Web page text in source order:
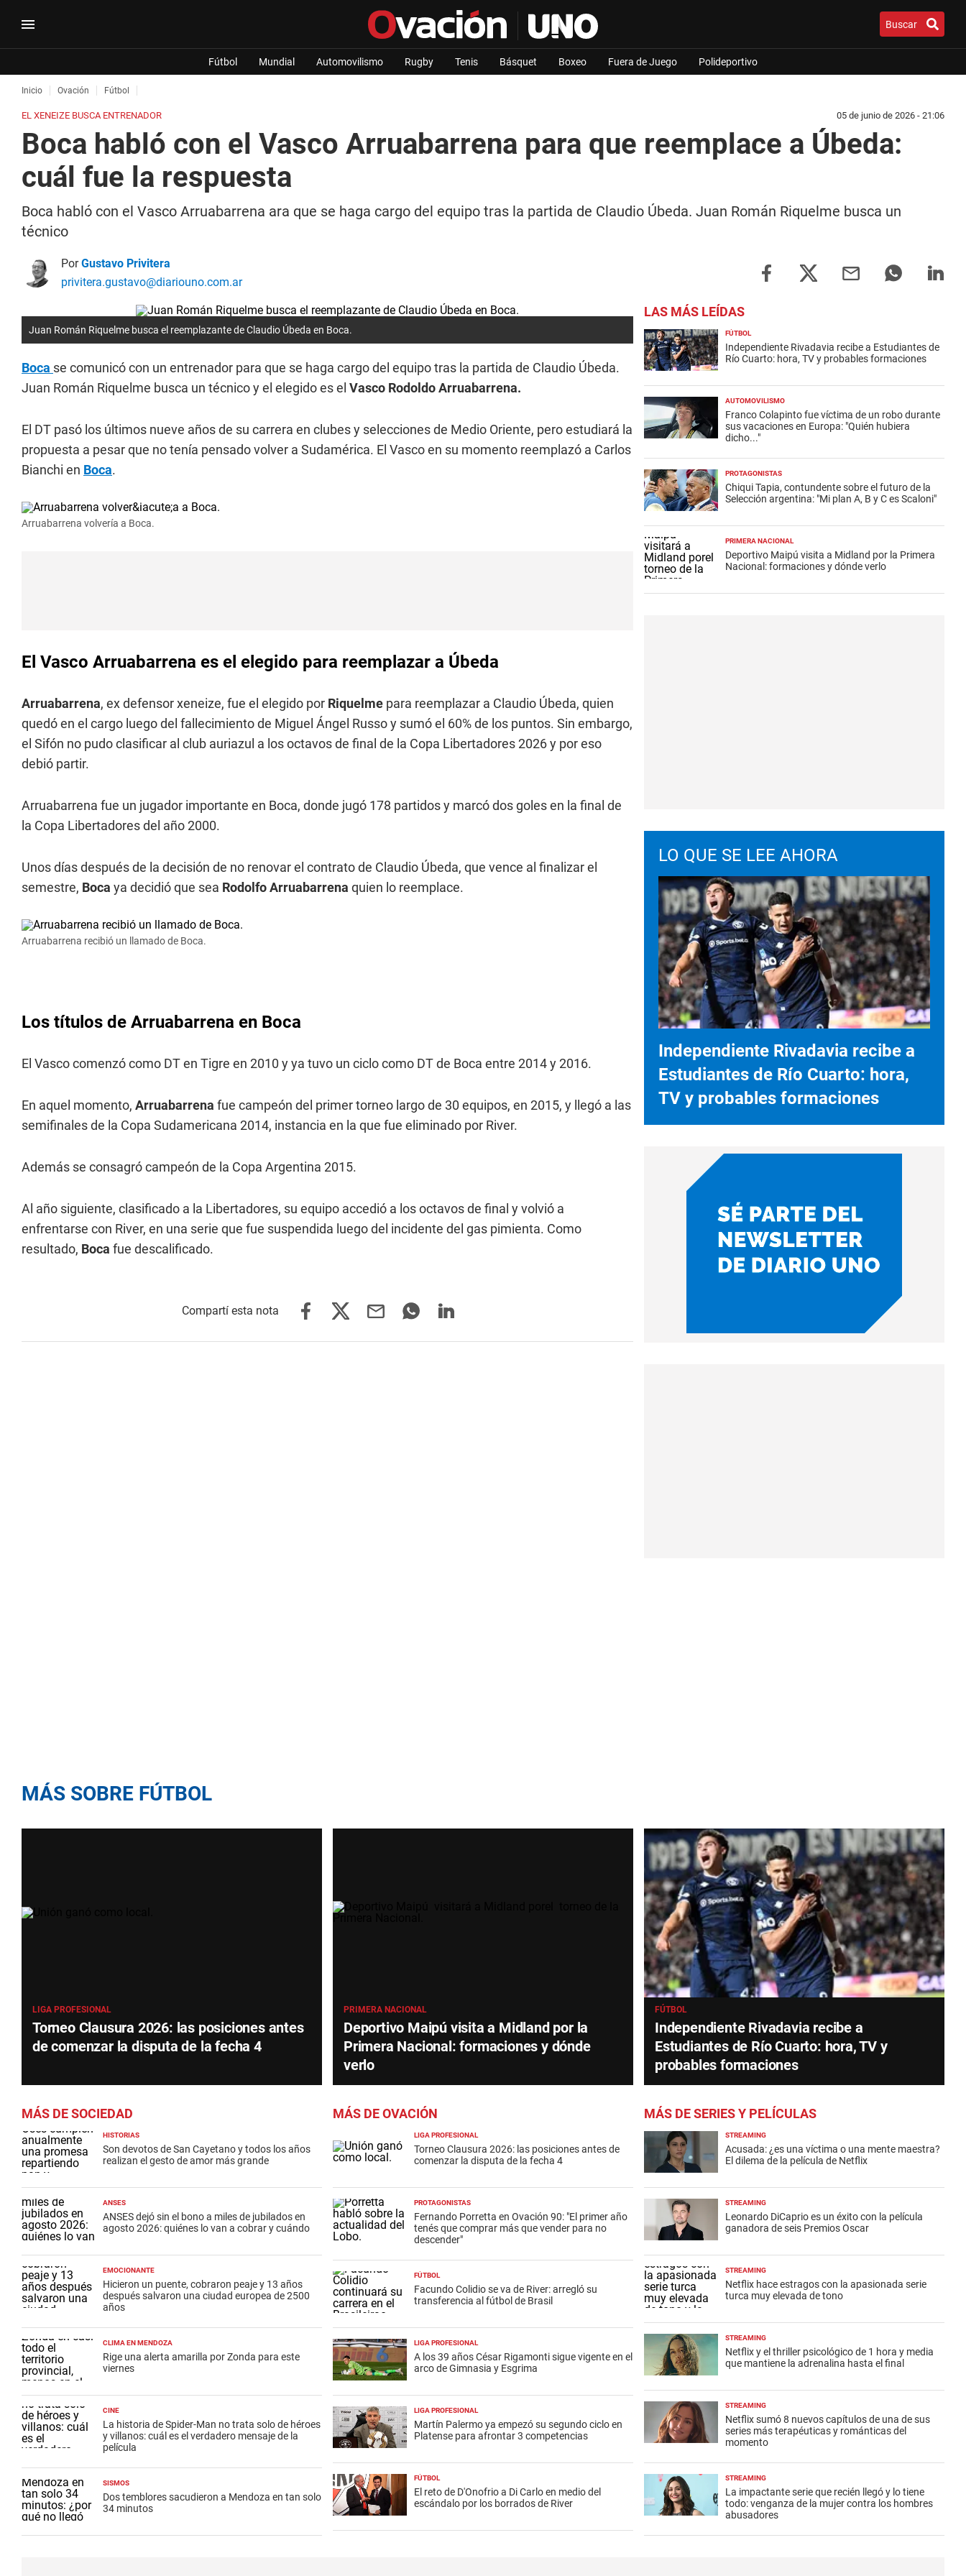
Buscar
Fútbol Mundial Automovilismo Rugby Tenis Básquet Boxeo Fuera de Juego Polideportivo
Inicio Ovación Fútbol
EL XENEIZE BUSCA ENTRENADOR 05 de junio de 2026 - 21:06
Boca habló con el Vasco Arruabarrena para que reemplace a Úbeda:
cuál fue la respuesta
Boca habló con el Vasco Arruabarrena ara que se haga cargo del equipo tras la partida de Claudio Úbeda. Juan Román Riquelme busca un
técnico
PorGustavo Privitera
privitera.gustavo@diariouno.com.ar
Juan Román Riquelme busca el reemplazante de Claudio Úbeda en Boca.
Boca se comunicó con un entrenador para que se haga cargo del equipo tras la partida de Claudio Úbeda.
Juan Román Riquelme busca un técnico y el elegido es el Vasco Rodoldo Arruabarrena.
El DT pasó los últimos nueve años de su carrera en clubes y selecciones de Medio Oriente, pero estudiará la
propuesta a pesar que no tenía pensado volver a Sudamérica. El Vasco en su momento reemplazó a Carlos
Bianchi en Boca.
Arruabarrena volvería a Boca.
El Vasco Arruabarrena es el elegido para reemplazar a Úbeda
Arruabarrena, ex defensor xeneize, fue el elegido por Riquelme para reemplazar a Claudio Úbeda, quien
quedó en el cargo luego del fallecimiento de Miguel Ángel Russo y sumó el 60% de los puntos. Sin embargo,
el Sifón no pudo clasificar al club auriazul a los octavos de final de la Copa Libertadores 2026 y por eso
debió partir.
Arruabarrena fue un jugador importante en Boca, donde jugó 178 partidos y marcó dos goles en la final de
la Copa Libertadores del año 2000.
Unos días después de la decisión de no renovar el contrato de Claudio Úbeda, que vence al finalizar el
semestre, Boca ya decidió que sea Rodolfo Arruabarrena quien lo reemplace.
Arruabarrena recibió un llamado de Boca.
Los títulos de Arruabarrena en Boca
El Vasco comenzó como DT en Tigre en 2010 y ya tuvo un ciclo como DT de Boca entre 2014 y 2016.
En aquel momento, Arruabarrena fue campeón del primer torneo largo de 30 equipos, en 2015, y llegó a las
semifinales de la Copa Sudamericana 2014, instancia en la que fue eliminado por River.
Además se consagró campeón de la Copa Argentina 2015.
Al año siguiente, clasificado a la Libertadores, su equipo accedió a los octavos de final y volvió a
enfrentarse con River, en una serie que fue suspendida luego del incidente del gas pimienta. Como
resultado, Boca fue descalificado.
LAS MÁS LEÍDAS
FÚTBOL
Independiente Rivadavia recibe a Estudiantes de
Río Cuarto: hora, TV y probables formaciones
AUTOMOVILISMO
Franco Colapinto fue víctima de un robo durante
sus vacaciones en Europa: "Quién hubiera
dicho..."
PROTAGONISTAS
Chiqui Tapia, contundente sobre el futuro de la
Selección argentina: "Mi plan A, B y C es Scaloni"
PRIMERA NACIONAL
Deportivo Maipú visita a Midland por la Primera
Nacional: formaciones y dónde verlo
LO QUE SE LEE AHORA
Independiente Rivadavia recibe a
Estudiantes de Río Cuarto: hora,
TV y probables formaciones
MÁS SOBRE FÚTBOL
LIGA PROFESIONAL
Torneo Clausura 2026: las posiciones antes
de comenzar la disputa de la fecha 4
PRIMERA NACIONAL
Deportivo Maipú visita a Midland por la
Primera Nacional: formaciones y dónde
verlo
FÚTBOL
Independiente Rivadavia recibe a
Estudiantes de Río Cuarto: hora, TV y
probables formaciones
MÁS DE SOCIEDAD
HISTORIAS
Son devotos de San Cayetano y todos los años
realizan el gesto de amor más grande
ANSES
ANSES dejó sin el bono a miles de jubilados en
agosto 2026: quiénes lo van a cobrar y cuándo
EMOCIONANTE
Hicieron un puente, cobraron peaje y 13 años
después salvaron una ciudad europea de 2500
años
CLIMA EN MENDOZA
Rige una alerta amarilla por Zonda para este
viernes
CINE
La historia de Spider-Man no trata solo de héroes
y villanos: cuál es el verdadero mensaje de la
película
SISMOS
Dos temblores sacudieron a Mendoza en tan solo
34 minutos
MÁS DE OVACIÓN
LIGA PROFESIONAL
Torneo Clausura 2026: las posiciones antes de
comenzar la disputa de la fecha 4
PROTAGONISTAS
Fernando Porretta en Ovación 90: "El primer año
tenés que comprar más que vender para no
descender"
FÚTBOL
Facundo Colidio se va de River: arregló su
transferencia al fútbol de Brasil
LIGA PROFESIONAL
A los 39 años César Rigamonti sigue vigente en el
arco de Gimnasia y Esgrima
LIGA PROFESIONAL
Martín Palermo ya empezó su segundo ciclo en
Platense para afrontar 3 competencias
FÚTBOL
El reto de D'Onofrio a Di Carlo en medio del
escándalo por los borrados de River
MÁS DE SERIES Y PELÍCULAS
STREAMING
Acusada: ¿es una víctima o una mente maestra?
El dilema de la película de Netflix
STREAMING
Leonardo DiCaprio es un éxito con la película
ganadora de seis Premios Oscar
STREAMING
Netflix hace estragos con la apasionada serie
turca muy elevada de tono
STREAMING
Netflix y el thriller psicológico de 1 hora y media
que mantiene la adrenalina hasta el final
STREAMING
Netflix sumó 8 nuevos capítulos de una de sus
series más terapéuticas y románticas del
momento
STREAMING
La impactante serie que recién llegó y lo tiene
todo: venganza de la mujer contra los hombres
abusadores